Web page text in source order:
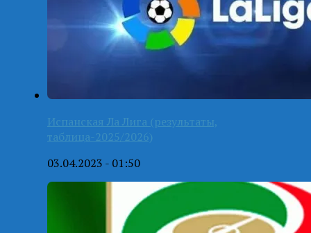
Испанская Ла Лига (результаты,
таблица-2025/2026)
03.04.2023 - 01:50